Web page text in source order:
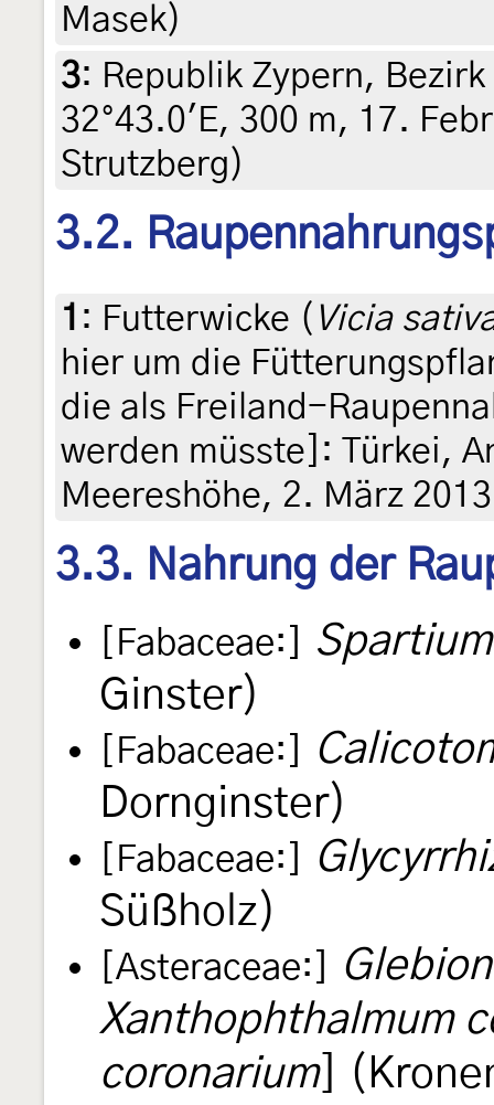
Masek)
3: Republik Zypern,
32°43.0'E, 300 m, 17.
Strutzberg)
3.2.
1 : Futterwicke ( Vicia
hier um die
die als Freiland-
werden müsste]: Türkei,
Meereshöhe, 2. März
3.3. Nahrung der
[Fabaceae:]
Ginster)
[Fabaceae:]
Dornginster)
[Fabaceae:]
Süßholz)
[Asteraceae:]
Xanthophthalmum
coronarium]